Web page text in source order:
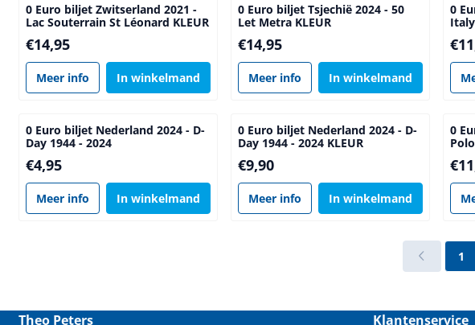
0 Euro biljet Zwitserland 2021 -
Lac Souterrain St Léonard KLEUR
Prijs: 14,95
€14,95
Meer info In winkelmand
0 Euro biljet Tsjechië 2024 - 50
Let Metra KLEUR
Prijs: 14,95
€14,95
Meer info In winkelmand
0
0 Euro biljet Nederland 2024 - D-
Day 1944 - 2024
Prijs: 4,95
€4,95
Meer info In winkelmand
0 Euro biljet Nederland 2024 - D-
Day 1944 - 2024 KLEUR
Prijs: 9,90
€9,90
Meer info In winkelmand
0
1
Theo Peters Klantenservice